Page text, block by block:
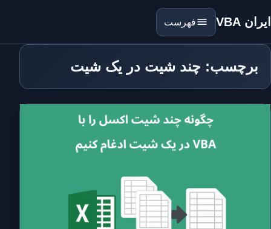
ایران VBA فهرست
برچسب: چند شیت در یک شیت